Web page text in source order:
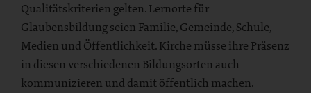
Qualitätskriterien gelten. Lernorte für
Glaubensbildung seien Familie, Gemeinde, Schule,
Medien und Öffentlichkeit. Kirche müsse ihre Präsenz
in diesen verschiedenen Bildungsorten auch
kommunizieren und damit öffentlich machen.